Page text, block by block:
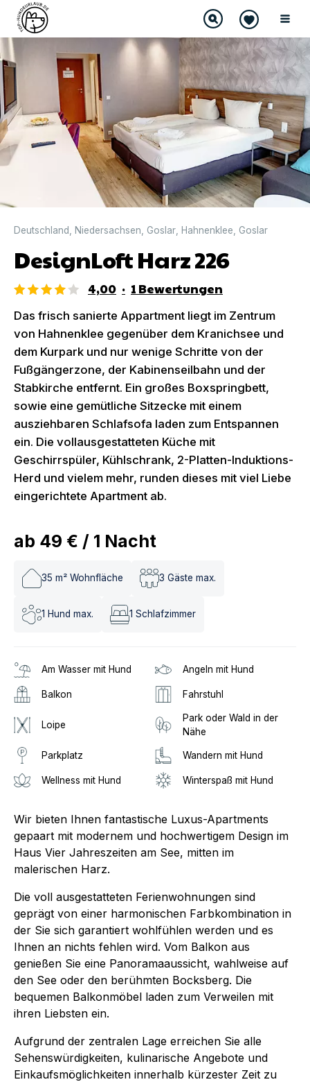
DIREKT BUCHBAR
Deutschland Niedersachsen Goslar Hahnenklee Goslar
DesignLoft Harz 226
4,00 · 1 Bewertungen
Das frisch sanierte Appartment liegt im Zentrum
von Hahnenklee gegenüber dem Kranichsee und
dem Kurpark und nur wenige Schritte von der
Fußgängerzone, der Kabinenseilbahn und der
Stabkirche entfernt. Ein großes Boxspringbett,
sowie eine gemütliche Sitzecke mit einem
ausziehbaren Schlafsofa laden zum Entspannen
ein. Die vollausgestatteten Küche mit
Geschirrspüler, Kühlschrank, 2-Platten-Induktions-
Herd und vielem mehr, runden dieses mit viel Liebe
eingerichtete Apartment ab.
ab 49 € / 1 Nacht
35 m² Wohnfläche 3 Gäste max.
1 Hund max. 1 Schlafzimmer
Am Wasser mit Hund Angeln mit Hund
Balkon Fahrstuhl
Loipe
Park oder Wald in der
Nähe
Parkplatz Wandern mit Hund
Wellness mit Hund Winterspaß mit Hund
Wir bieten Ihnen fantastische Luxus-Apartments
gepaart mit modernem und hochwertigem Design im
Haus Vier Jahreszeiten am See, mitten im
malerischen Harz.
Die voll ausgestatteten Ferienwohnungen sind
geprägt von einer harmonischen Farbkombination in
der Sie sich garantiert wohlfühlen werden und es
Ihnen an nichts fehlen wird. Vom Balkon aus
genießen Sie eine Panoramaaussicht, wahlweise auf
den See oder den berühmten Bocksberg. Die
bequemen Balkonmöbel laden zum Verweilen mit
ihren Liebsten ein.
Aufgrund der zentralen Lage erreichen Sie alle
Sehenswürdigkeiten, kulinarische Angebote und
Einkaufsmöglichkeiten innerhalb kürzester Zeit zu